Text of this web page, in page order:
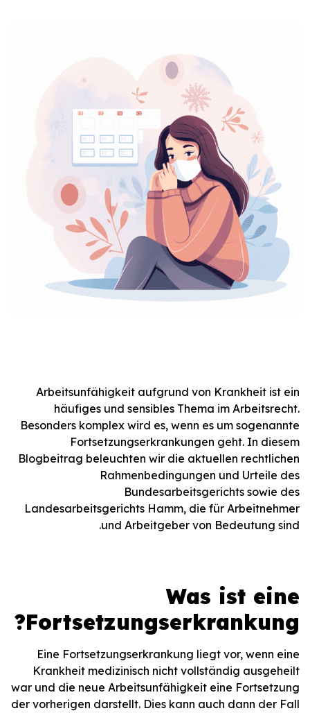
Arbeitsunfähigkeit aufgrund von Krankheit ist ein
häufiges und sensibles Thema im Arbeitsrecht.
Besonders komplex wird es, wenn es um sogenannte
Fortsetzungserkrankungen geht. In diesem
Blogbeitrag beleuchten wir die aktuellen rechtlichen
Rahmenbedingungen und Urteile des
Bundesarbeitsgerichts sowie des
Landesarbeitsgerichts Hamm, die für Arbeitnehmer
und Arbeitgeber von Bedeutung sind.
Was ist eine
Fortsetzungserkrankung?
Eine Fortsetzungserkrankung liegt vor, wenn eine
Krankheit medizinisch nicht vollständig ausgeheilt
war und die neue Arbeitsunfähigkeit eine Fortsetzung
der vorherigen darstellt. Dies kann auch dann der Fall